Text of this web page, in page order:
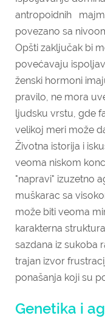
antropoidnih
povezano sa
Opšti zaključak bi
povećavaju
ženski hormoni
pravilo, ne mora
ljudsku vrstu, gde
velikoj meri može
Životna istorija i
veoma niskom
"napravi" izuzetno
muškarac sa
može biti veoma
karakterna
sazdana iz sukoba
trajan izvor
ponašanja koji su
Genetika i